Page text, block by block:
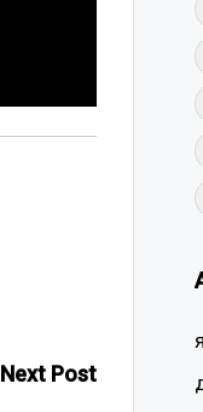
Next Post